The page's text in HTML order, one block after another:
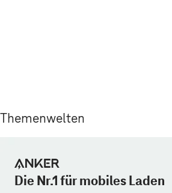
Themenwelten
Die Nr.1 für mobiles Laden